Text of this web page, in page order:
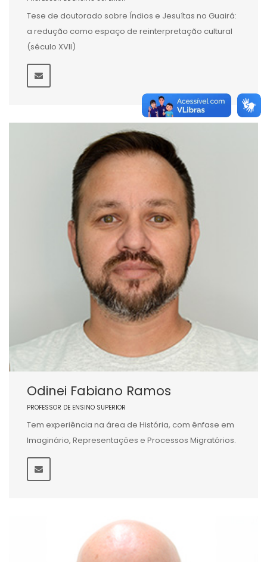
Tese de doutorado sobre Índios e Jesuítas no Guairá:
a redução como espaço de reinterpretação cultural
(século XVII)
Odinei Fabiano Ramos
PROFESSOR DE ENSINO SUPERIOR
Tem experiência na área de História, com ênfase em
Imaginário, Representações e Processos Migratórios.